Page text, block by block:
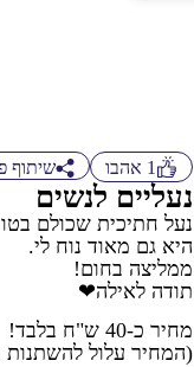
1 אהבו שיתוף
נעליים לנשים
נעל חתיכית שכולם
היא גם מאוד נוח לי.
ממליצה בחום!
תודה לאילה❤
מחיר כ-40 ש"ח בלבד!
(המחיר עלול